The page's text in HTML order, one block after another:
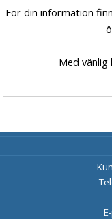
För din information
Med vänlig